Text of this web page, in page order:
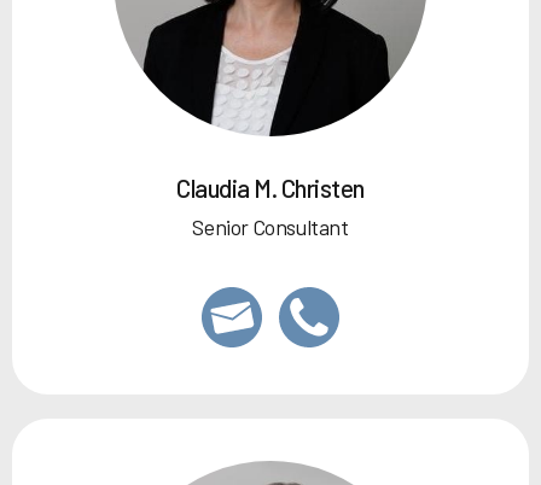
Claudia M. Christen
Senior Consultant